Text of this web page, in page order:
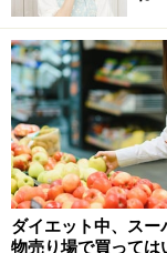
レシピ「トマト炊
レシピ「玄米サラ
レシピ「玄米ミー
レシピ「カレー玄
ダイエット中、スー
物売り場で買っては